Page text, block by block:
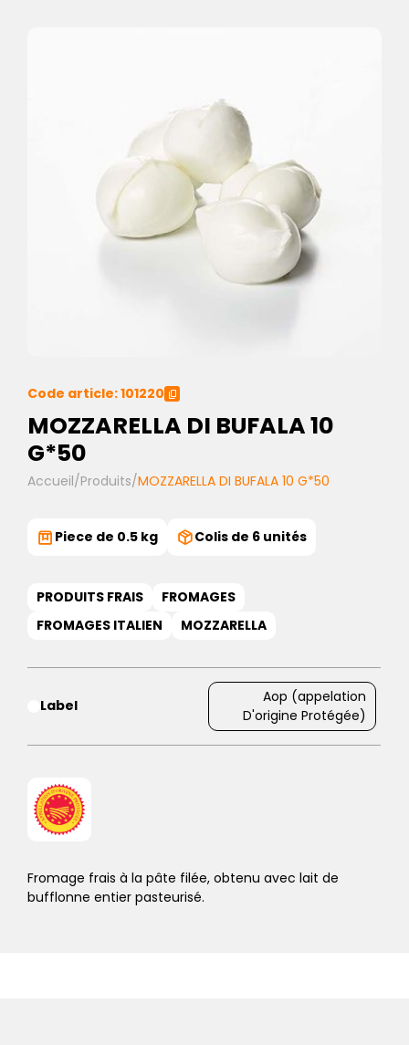
Code article: 101220
MOZZARELLA DI BUFALA 10
G*50
Accueil/Produits/MOZZARELLA DI BUFALA 10 G*50
Piece de 0.5 kg Colis de 6 unités
PRODUITS FRAIS
FROMAGES
FROMAGES ITALIEN
MOZZARELLA
Label
Aop (appelation
D'origine Protégée)
Fromage frais à la pâte filée, obtenu avec lait de
bufflonne entier pasteurisé.